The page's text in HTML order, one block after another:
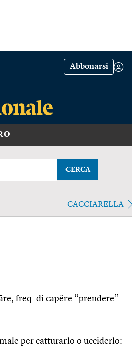
Abbonarsi
CERCA
CACCIARELLA
freq. di capĕre “prendere”.
per catturarlo o ucciderlo: